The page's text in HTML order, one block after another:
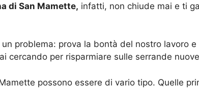
di San Mamette, infatti, non chiude mai e ti
problema: prova la bontà del nostro lavoro
cercando per risparmiare sulle serrande
possono essere di vario tipo. Quelle